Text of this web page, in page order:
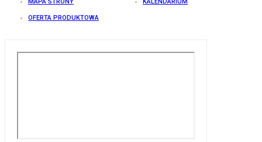
OFERTA PRODUKTOWA